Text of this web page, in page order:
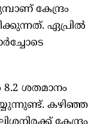
കേന്ദ്രം
ഏപ്രിൽ
ശതമാനം
കഴി‍ഞ്ഞ